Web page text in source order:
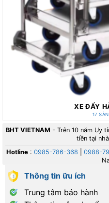
XE ĐẨY
17
BHT VIETNAM - Trên 10 năm Uy
tiền tại
Hotline: 0985-786-368 0988-
Thông tin ữu ích
Trung tâm bảo hành